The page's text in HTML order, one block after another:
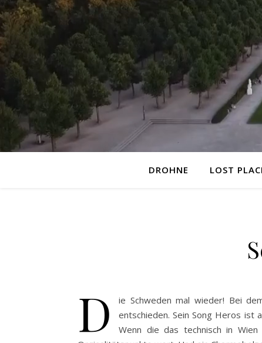
DROHNE LOST
D
ie Schweden mal wieder! Bei
entschieden. Sein Song Heros ist
Wenn die das technisch in